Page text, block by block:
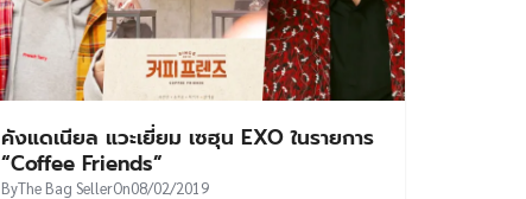
คังแดเนียล แวะเยี่ยม เซฮุน EXO ในรายการ
“Coffee Friends”
ByThe Bag SellerOn08/02/2019